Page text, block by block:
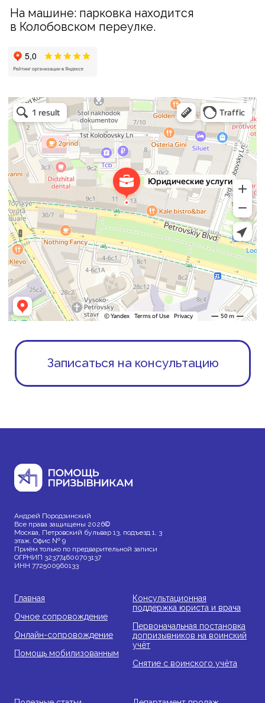
Андрей Породзинский
Все права защищены 2026©
Москва, Петровский бульвар 13, подъезд 1, 3
этаж. Офис № 9
Приём только по предварительной записи
ОГРНИП 323774600703137
ИНН 772500960133
Главная
Очное сопровождение
Онлайн-сопровождение
Помощь мобилизованным
Консультационная
поддержка юриста и врача
Первоначальная постановка
допризывников на воинский
учёт
Снятие с воинского учёта